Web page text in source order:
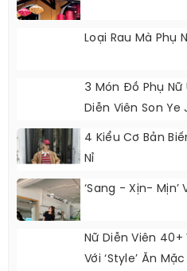
Loại Rau Mà Phụ
3 Món Đồ Phụ Nữ
Diễn Viên Son Ye
4 Kiểu Cơ Bản
Nỉ
‘Sang - Xịn-
Nữ Diễn Viên 40+
Với ‘style’ Ăn